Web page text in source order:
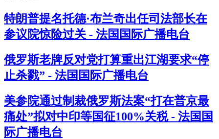
特朗普提名托德·布兰奇出任司法部长在
参议院惊险过关 - 法国国际广播电台
俄罗斯老牌反对党打算重出江湖要求“停
止杀戮” - 法国国际广播电台
美参院通过制裁俄罗斯法案“打在普京最
痛处”拟对中印等国征100%关税 - 法国国
际广播电台